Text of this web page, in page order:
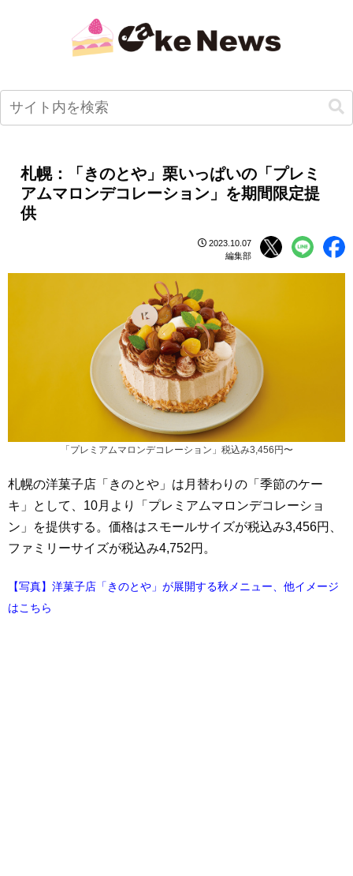
札幌：「きのとや」栗いっぱいの「プレミ
アムマロンデコレーション」を期間限定提
供
2023.10.07
編集部
「プレミアムマロンデコレーション」税込み3,456円〜
札幌の洋菓子店「きのとや」は月替わりの「季節のケー
キ」として、10月より「プレミアムマロンデコレーショ
ン」を提供する。価格はスモールサイズが税込み3,456円、
ファミリーサイズが税込み4,752円。
【写真】洋菓子店「きのとや」が展開する秋メニュー、他イメージ
はこちら